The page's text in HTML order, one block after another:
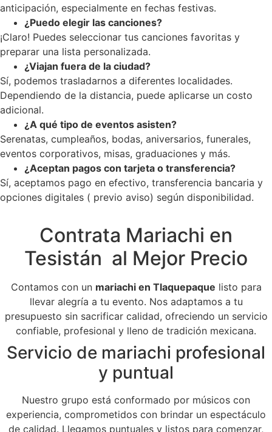
anticipación, especialmente en fechas festivas.
¿Puedo elegir las canciones?
¡Claro! Puedes seleccionar tus canciones favoritas y
preparar una lista personalizada.
¿Viajan fuera de la ciudad?
Sí, podemos trasladarnos a diferentes localidades.
Dependiendo de la distancia, puede aplicarse un costo
adicional.
¿A qué tipo de eventos asisten?
Serenatas, cumpleaños, bodas, aniversarios, funerales,
eventos corporativos, misas, graduaciones y más.
¿Aceptan pagos con tarjeta o transferencia?
Sí, aceptamos pago en efectivo, transferencia bancaria y
opciones digitales ( previo aviso) según disponibilidad.
Contrata Mariachi en
Tesistán al Mejor Precio
Contamos con un mariachi en Tlaquepaque listo para
llevar alegría a tu evento. Nos adaptamos a tu
presupuesto sin sacrificar calidad, ofreciendo un servicio
confiable, profesional y lleno de tradición mexicana.
Servicio de mariachi profesional
y puntual
Nuestro grupo está conformado por músicos con
experiencia, comprometidos con brindar un espectáculo
de calidad. Llegamos puntuales y listos para comenzar,